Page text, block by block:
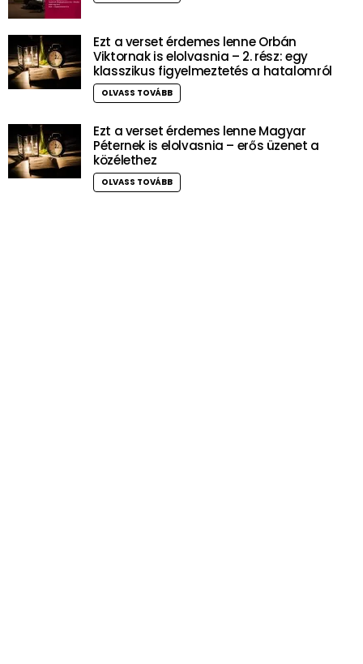
Ezt a verset érdemes lenne Orbán
Viktornak is elolvasnia – 2. rész: egy
klasszikus figyelmeztetés a hatalomról
OLVASS TOVÁBB
Ezt a verset érdemes lenne Magyar
Péternek is elolvasnia – erős üzenet a
közélethez
OLVASS TOVÁBB